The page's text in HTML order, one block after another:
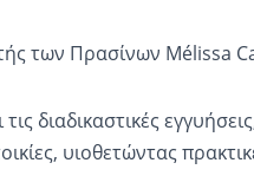
των Πρασίνων Mélissa
διαδικαστικές
υιοθετώντας